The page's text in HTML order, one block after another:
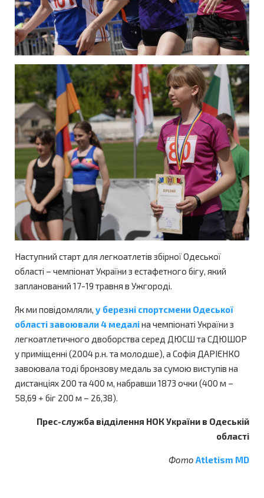
Наступний старт для легкоатлетів збірної Одеської
області – чемпіонат України з естафетного бігу, який
запланований 17-19 травня в Ужгороді.
Як ми повідомляли, у березні спортсмени Одеської
області завоювали 4 медаліна чемпіонаті України з
легкоатлетичного двоборства серед ДЮСШ та СДЮШОР
у приміщенні (2004 р.н. та молодше), а Софія ДАРІЄНКО
завоювала тоді бронзову медаль за сумою виступів на
дистанціях 200 та 400 м, набравши 1873 очки (400 м –
58,69 + біг 200 м – 26,38).
Прес-служба відділення НОК України в Одеській
області
Фото Atletism MD